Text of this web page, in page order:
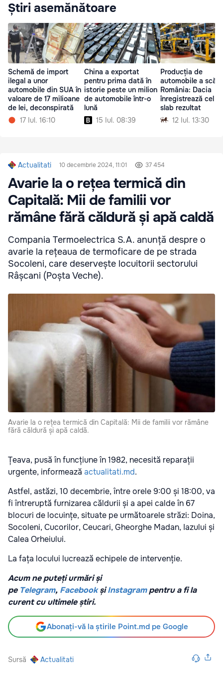
Știri asemănătoare
Schemă de import
ilegal a unor
automobile din SUA în
valoare de 17 milioane
de lei, deconspirată
17 Iul. 16:10
China a exportat
pentru prima dată în
istorie peste un milion
de automobile într-o
lună
15 Iul. 08:39
Producția de
automobile a
România: Dacia
înregistrează cel
slab rezultat
12 Iul. 13:30
Actualitati 10 decembrie 2024, 11:01 37 454
Avarie la o rețea termică din
Capitală: Mii de familii vor
rămâne fără căldură și apă caldă
Compania Termoelectrica S.A. anunță despre o
avarie la rețeaua de termoficare de pe strada
Socoleni, care deservește locuitorii sectorului
Râșcani (Poșta Veche).
Avarie la o rețea termică din Capitală: Mii de familii vor rămâne
fără căldură și apă caldă.
Țeava, pusă în funcțiune în 1982, necesită reparații
urgente, informează actualitati.md.
Astfel, astăzi, 10 decembrie, între orele 9:00 și 18:00, va
fi întreruptă furnizarea căldurii și a apei calde în 67
blocuri de locuințe, situate pe următoarele străzi: Doina,
Socoleni, Cucorilor, Ceucari, Gheorghe Madan, Iazului și
Calea Orheiului.
La fața locului lucrează echipele de intervenție.
Acum ne puteți urmări și
pe Telegram, Facebook șiInstagrampentru a fi la
curent cu ultimele știri.
Abonați-vă la știrile Point.md pe Google
Sursă Actualitati